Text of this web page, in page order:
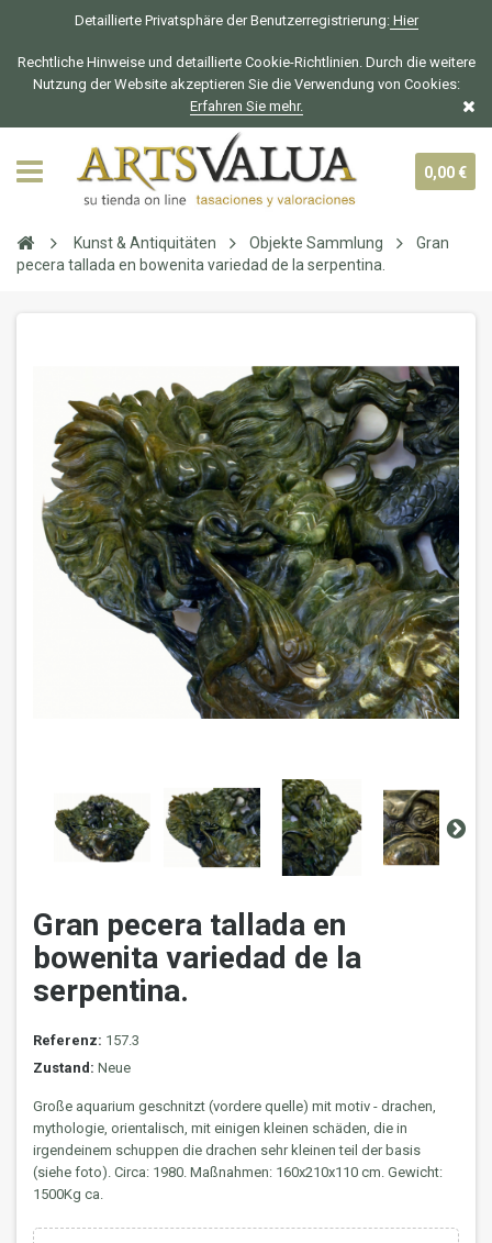
Detaillierte Privatsphäre der Benutzerregistrierung:Hier
Rechtliche Hinweise und detaillierte Cookie-Richtlinien. Durch die weitere
Nutzung der Website akzeptieren Sie die Verwendung von Cookies:
Erfahren Sie mehr.
0,00 €
Kunst & Antiquitäten Objekte Sammlung
Gran
pecera tallada en bowenita variedad de la serpentina.
Gran pecera tallada en
bowenita variedad de la
serpentina.
Referenz: 157.3
Zustand: Neue
Große aquarium geschnitzt (vordere quelle) mit motiv - drachen,
mythologie, orientalisch, mit einigen kleinen schäden, die in
irgendeinem schuppen die drachen sehr kleinen teil der basis
(siehe foto). Circa: 1980. Maßnahmen: 160x210x110 cm. Gewicht:
1500Kg ca.